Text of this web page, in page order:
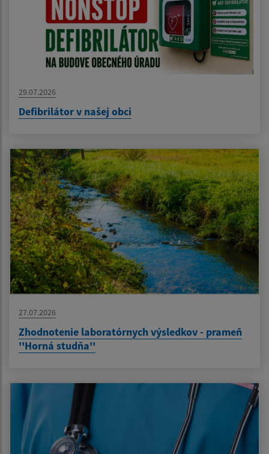
29.07.2026
Defibrilátor v našej obci
27.07.2026
Zhodnotenie laboratórnych výsledkov - prameň
''Horná studňa''